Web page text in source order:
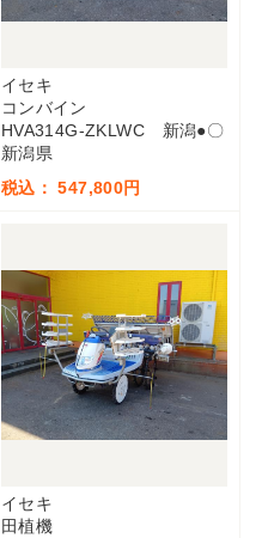
イセキ
コンバイン
HVA314G-ZKLWC 新潟●〇
新潟県
税込： 547,800円
イセキ
田植機